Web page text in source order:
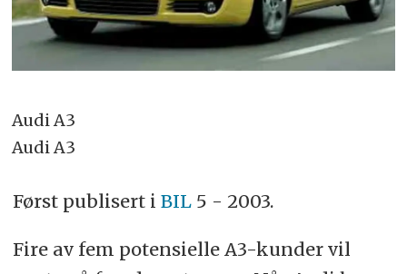
Audi A3
Audi A3
Først publisert i BIL5 - 2003.
Fire av fem potensielle A3-kunder vil